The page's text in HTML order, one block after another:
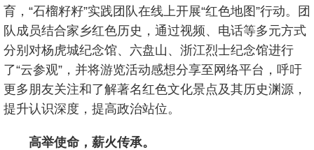
育，“石榴籽籽”实践团队在线上开展“红色地图”行动。团
队成员结合家乡红色历史，通过视频、电话等多元方式
分别对杨虎城纪念馆、六盘山、浙江烈士纪念馆进行
了“云参观”，并将游览活动感想分享至网络平台，呼吁
更多朋友关注和了解著名红色文化景点及其历史渊源，
提升认识深度，提高政治站位。
高举使命，薪火传承。